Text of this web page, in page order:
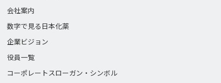
会社案内
数字で見る日本化薬
企業ビジョン
役員一覧
コーポレートスローガン・ シンボル